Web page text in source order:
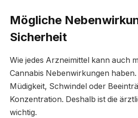
Mögliche
Sicherheit
Wie jedes Arzneimittel kann auch
Cannabis Nebenwirkungen
Müdigkeit, Schwindel oder
Konzentration. Deshalb ist die
wichtig.